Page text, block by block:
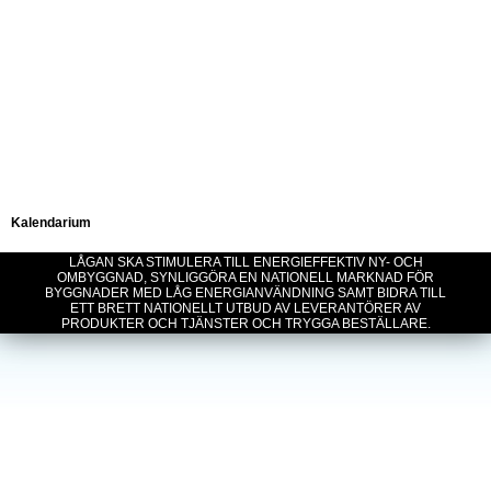
Kalendarium
LÅGAN SKA STIMULERA TILL ENERGIEFFEKTIV NY- OCH
OMBYGGNAD, SYNLIGGÖRA EN NATIONELL MARKNAD FÖR
BYGGNADER MED LÅG ENERGIANVÄNDNING SAMT BIDRA TILL
ETT BRETT NATIONELLT UTBUD AV LEVERANTÖRER AV
PRODUKTER OCH TJÄNSTER OCH TRYGGA BESTÄLLARE.